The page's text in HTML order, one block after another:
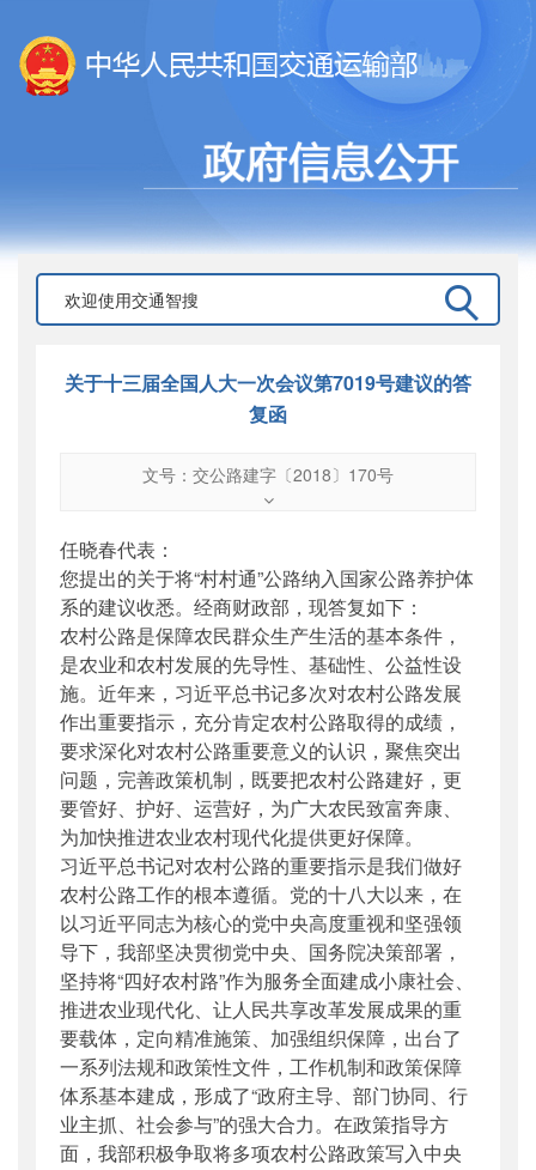
关于十三届全国人大一次会议第7019号建议的答
复函
文号：交公路建字〔2018〕170号
交公路建字〔2018〕170号
公开日期 ：
2018年07月10日
主题词：
十三届全国人大;答复函
机构分类：公路局
主题分类：公众参与
公文类型
：其他
任晓春代表：
您提出的关于将“村村通”公路纳入国家公路养护体
系的建议收悉。经商财政部，现答复如下：
农村公路是保障农民群众生产生活的基本条件，
是农业和农村发展的先导性、基础性、公益性设
施。近年来，习近平总书记多次对农村公路发展
作出重要指示，充分肯定农村公路取得的成绩，
要求深化对农村公路重要意义的认识，聚焦突出
问题，完善政策机制，既要把农村公路建好，更
要管好、护好、运营好，为广大农民致富奔康、
为加快推进农业农村现代化提供更好保障。
习近平总书记对农村公路的重要指示是我们做好
农村公路工作的根本遵循。党的十八大以来，在
以习近平同志为核心的党中央高度重视和坚强领
导下，我部坚决贯彻党中央、国务院决策部署，
坚持将“四好农村路”作为服务全面建成小康社会、
推进农业现代化、让人民共享改革发展成果的重
要载体，定向精准施策、加强组织保障，出台了
一系列法规和政策性文件，工作机制和政策保障
体系基本建成，形成了“政府主导、部门协同、行
业主抓、社会参与”的强大合力。在政策指导方
面，我部积极争取将多项农村公路政策写入中央